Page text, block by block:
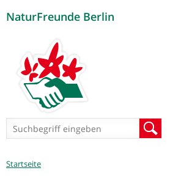
NaturFreunde Berlin
Suchformular
Sie
Startseite